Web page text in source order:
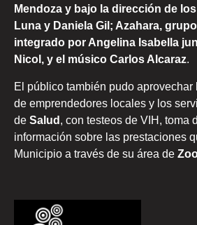
Mendoza y bajo la dirección de
Luna y Daniela Gil; Azahara,
integrado por Angelina Isabella
Nicol, y el músico Carlos Alcaraz.
El público también pudo aprovechar
de emprendedores locales y los
de Salud , con testeos de VIH, toma
información sobre las prestaciones
Municipio a través de su área de